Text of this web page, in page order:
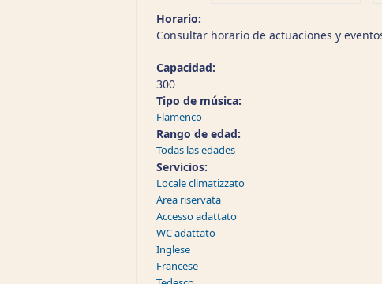
Horario:
Consultar horario de actuaciones y
Capacidad:
300
Tipo de música:
Flamenco
Rango de edad:
Todas las edades
Servicios:
Locale climatizzato
Area riservata
Accesso adattato
WC adattato
Inglese
Francese